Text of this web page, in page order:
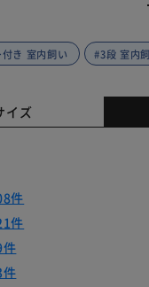
き 室内飼い #3段 室内
イズ
件
件